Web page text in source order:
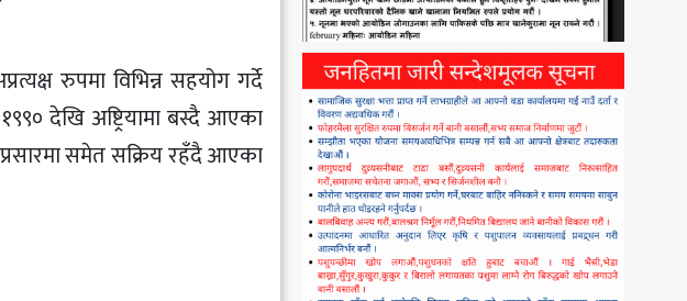
रुपमा विभिन्न सहयोग गर्दे
देखि अष्ट्रियामा बस्दै आएका
समेत सक्रिय रहँदै आएका